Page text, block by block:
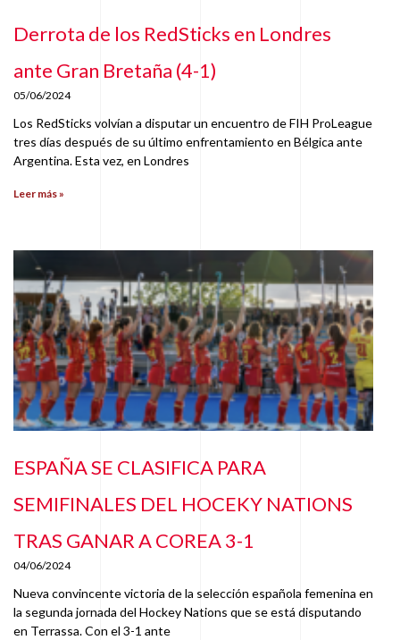
Derrota de los RedSticks en Londres
ante Gran Bretaña (4-1)
05/06/2024
Los RedSticks volvían a disputar un encuentro de FIH ProLeague
tres días después de su último enfrentamiento en Bélgica ante
Argentina. Esta vez, en Londres
Leer más »
ESPAÑA SE CLASIFICA PARA
SEMIFINALES DEL HOCEKY NATIONS
TRAS GANAR A COREA 3-1
04/06/2024
Nueva convincente victoria de la selección española femenina en
la segunda jornada del Hockey Nations que se está disputando
en Terrassa. Con el 3-1 ante